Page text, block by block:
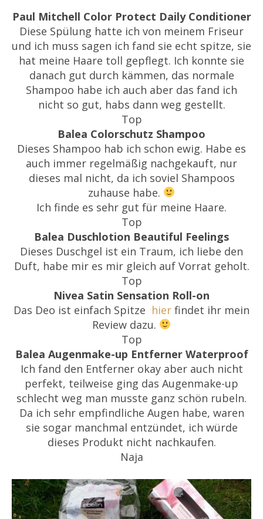
Paul Mitchell Color Protect Daily Conditioner
Diese Spülung hatte ich von meinem Friseur
und ich muss sagen ich fand sie echt spitze, sie
hat meine Haare toll gepflegt. Ich konnte sie
danach gut durch kämmen, das normale
Shampoo habe ich auch aber das fand ich
nicht so gut, habs dann weg gestellt.
Top
Balea Colorschutz Shampoo
Dieses Shampoo hab ich schon ewig. Habe es
auch immer regelmäßig nachgekauft, nur
dieses mal nicht, da ich soviel Shampoos
zuhause habe.
Ich finde es sehr gut für meine Haare.
Top
Balea Duschlotion Beautiful Feelings
Dieses Duschgel ist ein Traum, ich liebe den
Duft, habe mir es mir gleich auf Vorrat geholt.
Top
Nivea Satin Sensation Roll-on
Das Deo ist einfach Spitze hier findet ihr mein
Review dazu.
Top
Balea Augenmake-up Entferner Waterproof
Ich fand den Entferner okay aber auch nicht
perfekt, teilweise ging das Augenmake-up
schlecht weg man musste ganz schön rubeln.
Da ich sehr empfindliche Augen habe, waren
sie sogar manchmal entzündet, ich würde
dieses Produkt nicht nachkaufen.
Naja